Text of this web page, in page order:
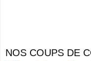
NOS COUPS DE